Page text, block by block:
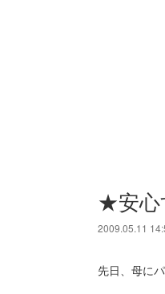
★安心
2009.05.11
先日、母に